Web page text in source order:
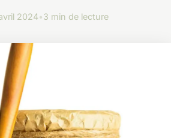
2024•3 min de lecture